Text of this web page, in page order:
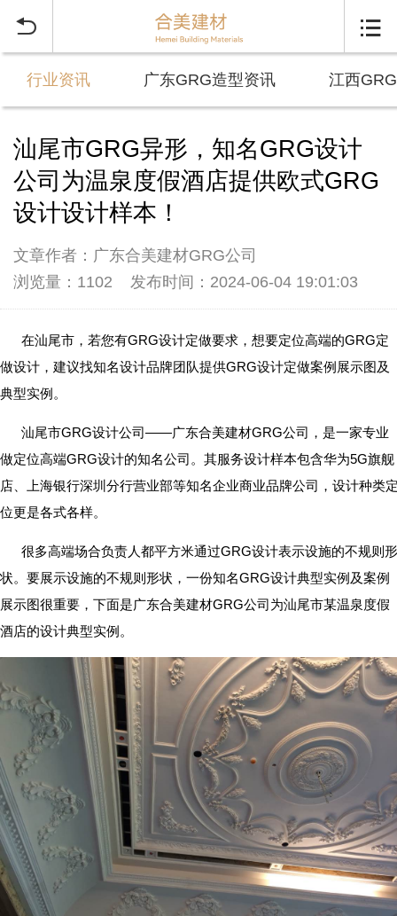
 
行业资讯 广东GRG造型资讯 江西
汕尾市GRG异形，知名GRG设计
公司为温泉度假酒店提供欧式GRG
设计设计样本！
文章作者：广东合美建材GRG公司
浏览量：1102
发布时间：2024-06-04 19:01:03
在汕尾市，若您有GRG设计定做要求，想要定位高端的GRG定
做设计，建议找知名设计品牌团队提供GRG设计定做案例展示图及
典型实例。
汕尾市GRG设计公司——广东合美建材GRG公司，是一家专业
做定位高端GRG设计的知名公司。其服务设计样本包含华为5G旗舰
店、上海银行深圳分行营业部等知名企业商业品牌公司，设计种类
位更是各式各样。
很多高端场合负责人都平方米通过GRG设计表示设施的不规则形
状。要展示设施的不规则形状，一份知名GRG设计典型实例及案例
展示图很重要，下面是广东合美建材GRG公司为汕尾市某温泉度假
酒店的设计典型实例。